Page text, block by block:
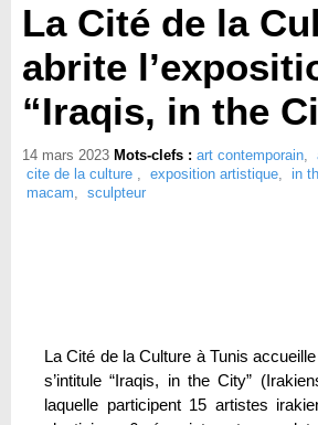
La Cité de la
abrite
“Iraqis, in the
14 mars 2023 Mots-clefs : art contemporain,
cite de la culture , exposition artistique, in
macam, sculpteur
La Cité de la Culture à Tunis
s’intitule “Iraqis, in the City”
laquelle participent 15 artistes